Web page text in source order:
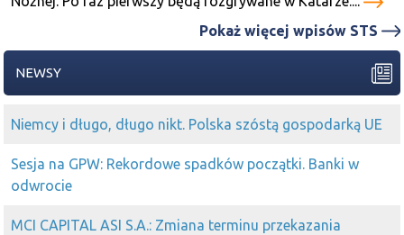
Pokaż więcej wpisów STS
NEWSY
Niemcy i długo, długo nikt. Polska szóstą gospodarką UE
Sesja na GPW: Rekordowe spadków początki. Banki w
odwrocie
MCI CAPITAL ASI S.A.: Zmiana terminu przekazania